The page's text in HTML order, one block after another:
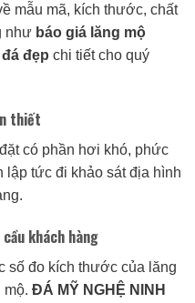
mẫu mã, kích thước, chất
như báo giá lăng mộ
đẹp chi tiết cho quý
thiết
có phần hơi khó, phức
lập tức đi khảo sát địa hình
khách hàng
số đo kích thước của lăng
mộ. ĐÁ MỸ NGHỆ NINH